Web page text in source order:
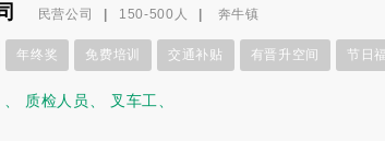
民营公司 150-500人 奔牛镇
年终奖 免费培训 交通补贴 有晋升空间 节日
质检人员 叉车工